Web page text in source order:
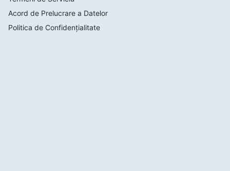
Acord de Prelucrare a Datelor
Politica de Confidențialitate